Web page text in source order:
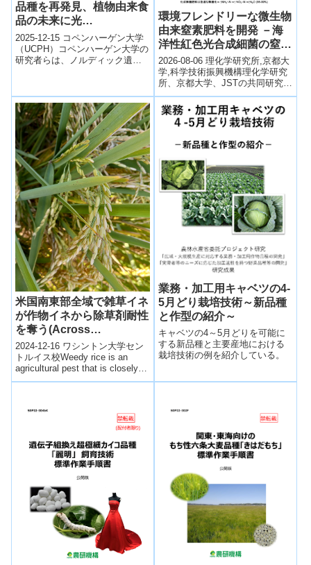
品種を再発見、植物由来食
品の未来に光
（Researchers revive old
pea varieties in huge
seed collection: ‘An
2025-12-15 コペンハーゲン大学
（UCPH）コペンハーゲン大学の
研究者らは、ノルディック遺伝
環境フレンドリーな微生物
由来窒素肥料を開発 －海
洋性紅色光合成細菌の窒素
肥料効果と環境負荷の解明
－
2026-08-06 理化学研究所,京都大
学,科学技術振興機構理化学研究
所、京都大学、JSTの共同研究グ
ループは、海洋性紅色光合成細
菌Rhodovulum su...
米国南東部全域で雑草イネ
が作物イネから除草剤耐性
を奪う(Across
southeastern US, weedy
rice steals herbicide
resistance from crop
rice)
2024-12-16 ワシントン大学セン
トルイス校Weedy rice is an
agricultural pest that is closely
rela...
業務・加工用キャベツの4-
5月どり栽培技術～新品種
と作型の紹介～
キャベツの4～5月どりを可能に
する新品種と主要産地における
栽培技術の例を紹介している。